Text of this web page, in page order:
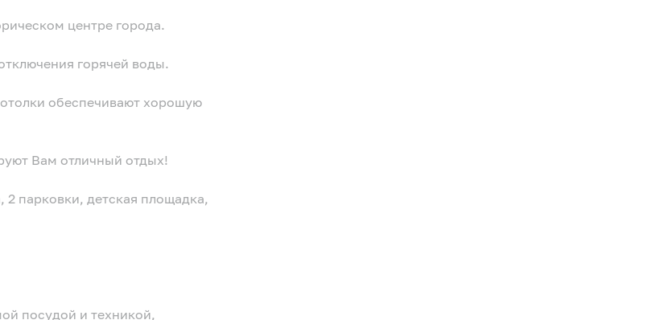
центре города.
горячей воды.
обеспечивают хорошую
Вам отличный отдых!
парковки, детская площадка,
посудой и техникой,